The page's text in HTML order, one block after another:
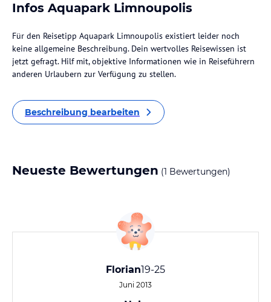
Infos Aquapark Limnoupolis
Für den Reisetipp Aquapark Limnoupolis existiert leider noch
keine allgemeine Beschreibung. Dein wertvolles Reisewissen ist
jetzt gefragt. Hilf mit, objektive Informationen wie in Reiseführern
anderen Urlaubern zur Verfügung zu stellen.
Beschreibung bearbeiten
Neueste Bewertungen (1 Bewertungen)
Florian19-25
Juni 2013